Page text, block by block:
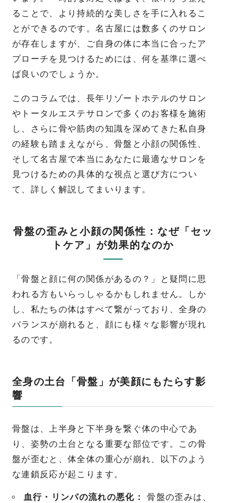
ることで、より持続的な美しさを手に入れるこ
とができるのです。名古屋には数多くのサロン
が存在しますが、ご自身の体に本当に合ったア
プローチを見つけるためには、何を基準に選べ
ば良いのでしょうか。
このコラムでは、長年リゾートホテルのサロン
やトータルエステサロンで多くのお客様を施術
し、さらに骨や筋肉の知識を深めてきた私自身
の経験も踏まえながら、骨盤と小顔の関係性、
そして名古屋で本当にあなたに最適なサロンを
見つけるための具体的な視点と選び方につい
て、詳しく解説してまいります。
骨盤の歪みと小顔の関係性：なぜ「セッ
トケア」が効果的なのか
「骨盤と顔に何の関係があるの？」と疑問に思
われる方もいらっしゃるかもしれません。しか
し、私たちの体はすべて繋がっており、全身の
バランスが崩れると、顔にも様々な影響が現れ
るのです。
全身の土台「骨盤」が美顔にもたらす影
響
骨盤は、上半身と下半身を繋ぐ体の中心であ
り、姿勢の土台となる重要な部位です。この骨
盤が歪むと、体全体の重心が崩れ、以下のよう
な連鎖反応が起こります。
血行・リンパの流れの悪化：
骨盤の歪みは、